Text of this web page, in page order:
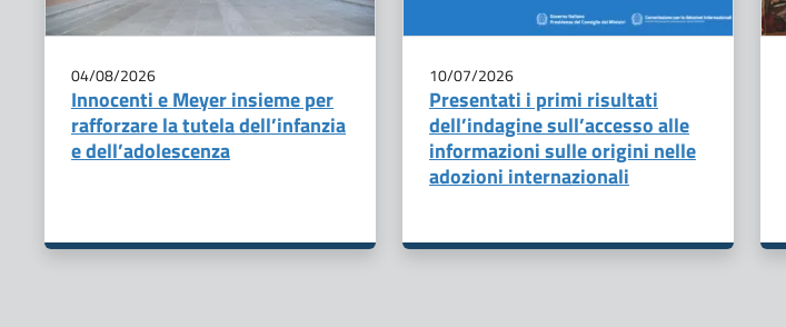
04/08/2026
Innocenti e Meyer insieme per
rafforzare la tutela dell’infanzia
e dell’adolescenza
10/07/2026
Presentati i primi risultati
dell’indagine sull’accesso alle
informazioni sulle origini nelle
adozioni internazionali